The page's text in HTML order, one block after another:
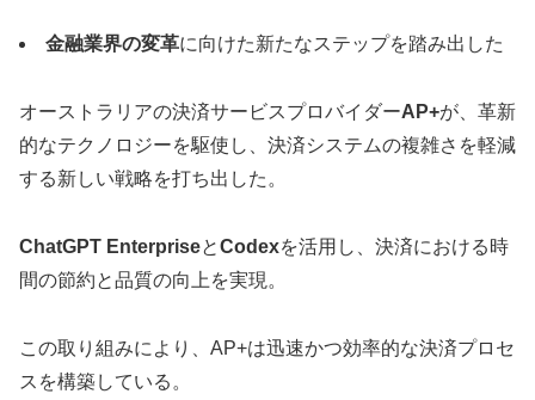
金融業界の変革に向けた新たなステップを踏み出した
オーストラリアの決済サービスプロバイダーAP+が、革新
的なテクノロジーを駆使し、決済システムの複雑さを軽減
する新しい戦略を打ち出した。
ChatGPT EnterpriseとCodexを活用し、決済における時
間の節約と品質の向上を実現。
この取り組みにより、AP+は迅速かつ効率的な決済プロセ
スを構築している。